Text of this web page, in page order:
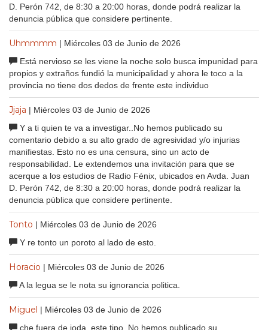
D. Perón 742, de 8:30 a 20:00 horas, donde podrá realizar la
denuncia pública que considere pertinente.
Uhmmmm | Miércoles 03 de Junio de 2026
Está nervioso se les viene la noche solo busca impunidad para
propios y extraños fundió la municipalidad y ahora le toco a la
provincia no tiene dos dedos de frente este individuo
Jjaja | Miércoles 03 de Junio de 2026
Y a ti quien te va a investigar..No hemos publicado su
comentario debido a su alto grado de agresividad y/o injurias
manifiestas. Esto no es una censura, sino un acto de
responsabilidad. Le extendemos una invitación para que se
acerque a los estudios de Radio Fénix, ubicados en Avda. Juan
D. Perón 742, de 8:30 a 20:00 horas, donde podrá realizar la
denuncia pública que considere pertinente.
Tonto | Miércoles 03 de Junio de 2026
Y re tonto un poroto al lado de esto.
Horacio | Miércoles 03 de Junio de 2026
A la legua se le nota su ignorancia politica.
Miguel | Miércoles 03 de Junio de 2026
che fuera de joda, este tipo..No hemos publicado su